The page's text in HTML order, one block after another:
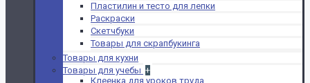
Пластилин и тесто для лепки
Раскраски
Скетчбуки
Товары для скрапбукинга
Товары для кухни
Товары для учебы +
Клеенка для уроков труда